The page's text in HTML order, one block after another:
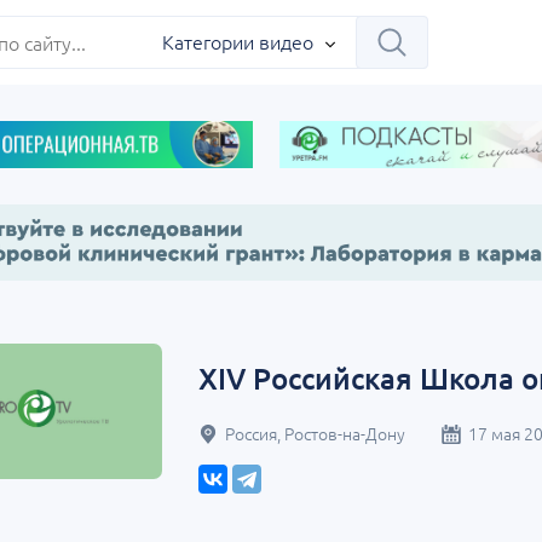
Москва
Научно-практическая
региональная интернет-
конференция «УроМикс»
Россия, Екатеринбург
Севастополь
17 сентября
Категории видео
XIV Российская Школа
Россия, Ростов-на-Дону 17 мая